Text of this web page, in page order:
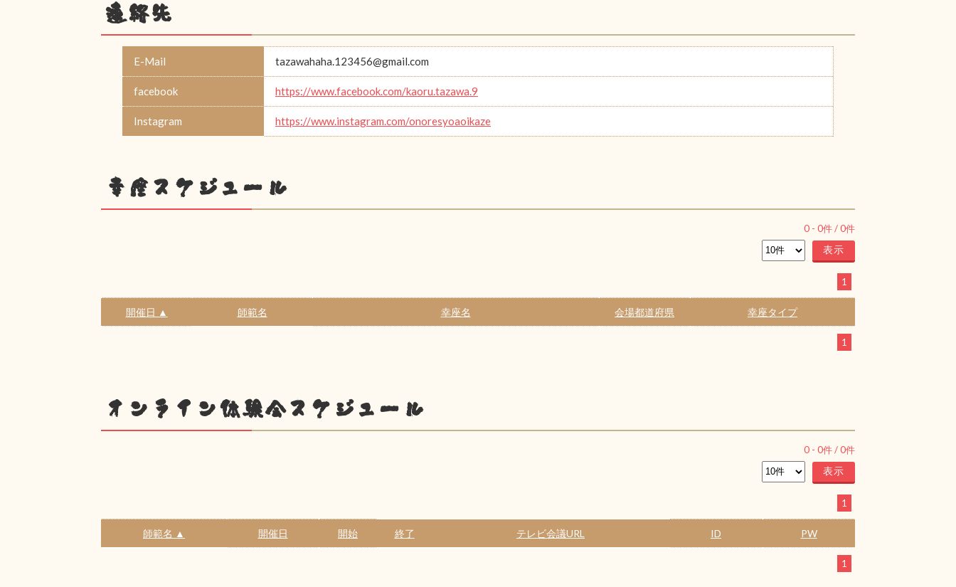
連絡先
E-Mail tazawahaha.123456@gmail.com
facebook https://www.facebook.com/kaoru.tazawa.9
Instagram https://www.instagram.com/onoresyoaoikaze
幸座スケジュール
0 - 0件 /0件
1
開催日 ▲ 師範名 幸座名 会場都道府県 幸座タイプ
1
オンライン体験会スケジュール
0 - 0件 /0件
1
師範名 ▲ 開催日 開始 終了 テレビ会議URL ID PW
1